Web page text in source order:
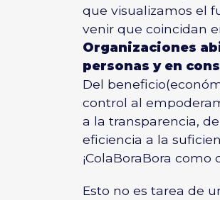
que visualizamos el
venir que coincidan
Organizaciones
personas y en
Del
control al
a la transparencia,
eficiencia a la
¡ColaBoraBora
Esto no es tarea de